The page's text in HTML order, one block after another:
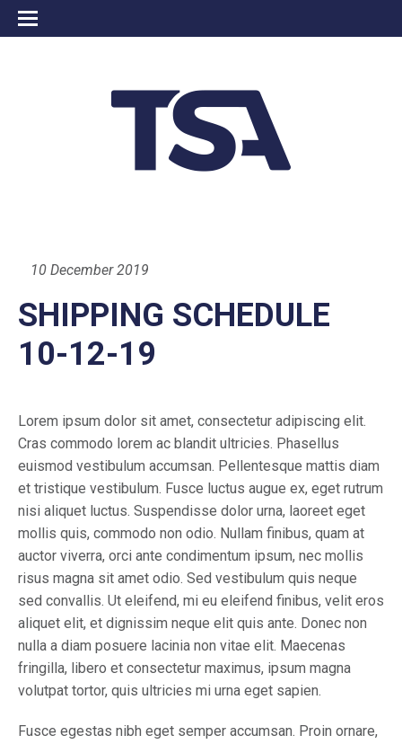
10 December 2019
SHIPPING SCHEDULE
10-12-19
Lorem ipsum dolor sit amet, consectetur adipiscing elit.
Cras commodo lorem ac blandit ultricies. Phasellus
euismod vestibulum accumsan. Pellentesque mattis diam
et tristique vestibulum. Fusce luctus augue ex, eget rutrum
nisi aliquet luctus. Suspendisse dolor urna, laoreet eget
mollis quis, commodo non odio. Nullam finibus, quam at
auctor viverra, orci ante condimentum ipsum, nec mollis
risus magna sit amet odio. Sed vestibulum quis neque
sed convallis. Ut eleifend, mi eu eleifend finibus, velit eros
aliquet elit, et dignissim neque elit quis ante. Donec non
nulla a diam posuere lacinia non vitae elit. Maecenas
fringilla, libero et consectetur maximus, ipsum magna
volutpat tortor, quis ultricies mi urna eget sapien.
Fusce egestas nibh eget semper accumsan. Proin ornare,